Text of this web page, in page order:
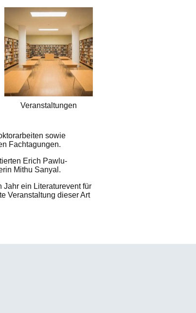
Veranstaltungen
sowie
Fachtagungen.
Erich Pawlu-
Mithu Sanyal.
Jahr ein Literaturevent für
Veranstaltung dieser Art